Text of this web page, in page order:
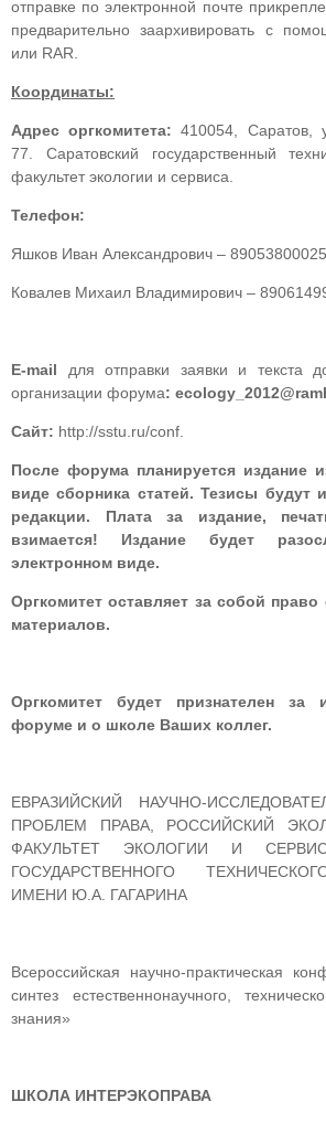
отправке по электронной почте
предварительно заархивировать с
или RAR.
Координаты:
Адрес оргкомитета:410054, Саратов,
77. Саратовский государственный
факультет экологии и сервиса.
Телефон:
Яшков Иван Александрович –
Ковалев Михаил Владимирович –
E-mail
для отправки заявки и текста
организации форума: ecology _2012@
Сайт: http://sstu.ru/conf.
После форума планируется издание
виде сборника статей. Тезисы будут
редакции. Плата за издание,
взимается! Издание будет
электронном виде.
Оргкомитет оставляет за собой
материалов.
Оргкомитет будет признателен за
форуме и о школе Ваших коллег.
ЕВРАЗИЙСКИЙ НАУЧНО-
ПРОБЛЕМ ПРАВА, РОССИЙСКИЙ
ФАКУЛЬТЕТ ЭКОЛОГИИ И
ГОСУДАРСТВЕННОГО
ИМЕНИ Ю.А. ГАГАРИНА
Всероссийская научно-практическая
синтез естественнонаучного,
знания»
ШКОЛА ИНТЕРЭКОПРАВА